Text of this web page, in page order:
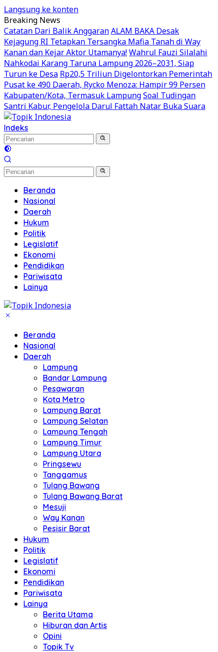
Langsung ke konten
Breaking News
Catatan Dari Balik AnggaranALAM BAKA Desak
Kejagung RI Tetapkan Tersangka Mafia Tanah di Way
Kanan dan Kejar Aktor Utamanya!Wahrul Fauzi Silalahi
Nahkodai Karang Taruna Lampung 2026–2031, Siap
Turun ke Desa Rp20,5 Triliun Digelontorkan Pemerintah
Pusat ke 490 Daerah, Rycko Menoza: Hampir 99 Persen
Kabupaten/Kota, Termasuk LampungSoal Tudingan
Santri Kabur, Pengelola Darul Fattah Natar Buka Suara
Indeks
Beranda
Nasional
Daerah
Hukum
Politik
Legislatif
Ekonomi
Pendidikan
Pariwisata
Lainya
Beranda
Nasional
Daerah
Lampung
Bandar Lampung
Pesawaran
Kota Metro
Lampung Barat
Lampung Selatan
Lampung Tengah
Lampung Timur
Lampung Utara
Pringsewu
Tanggamus
Tulang Bawang
Tulang Bawang Barat
Mesuji
Way Kanan
Pesisir Barat
Hukum
Politik
Legislatif
Ekonomi
Pendidikan
Pariwisata
Lainya
Berita Utama
Hiburan dan Artis
Opini
Topik Tv